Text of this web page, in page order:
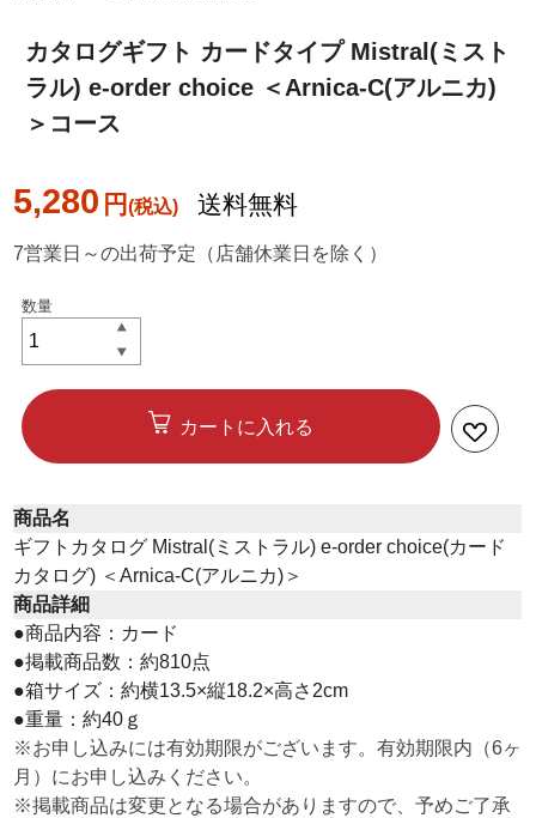
カタログギフト カードタイプ Mistral(ミスト
ラル) e-order choice ＜Arnica-C(アルニカ)
＞コース
5,280 円 送料無料
7営業日～の出荷予定（店舗休業日を除く）
カートに入れる
商品名
ギフトカタログ Mistral(ミストラル) e-order choice(カード
カタログ) ＜Arnica-C(アルニカ)＞
商品詳細
●商品内容：カード
●掲載商品数：約810点
●箱サイズ：約横13.5×縦18.2×高さ2cm
●重量：約40ｇ
※お申し込みには有効期限がございます。有効期限内（6ヶ
月）にお申し込みください。
※掲載商品は変更となる場合がありますので、予めご了承